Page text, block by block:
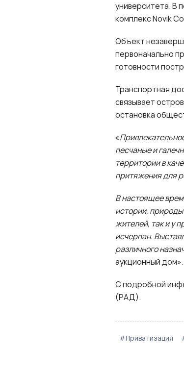
университета. В
комплекс Novik
Объект
первоначально
готовности
Транспортная
связывает
остановка
«
песчаные и
территории в
притяжения для
В настоящее
истории,
жителей, так и у
исчерпан.
различного
аукционный дом».
С подробной
(РАД).
#Приватизация